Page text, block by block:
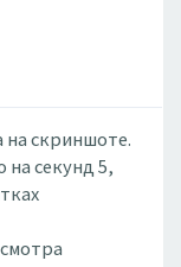
на скриншоте.
на секунд 5,